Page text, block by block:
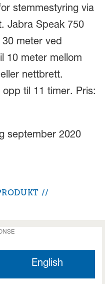
stemmestyring via
Jabra Speak 750
meter ved
10 meter mellom
nettbrett.
til 11 timer. Pris:
september 2020
English